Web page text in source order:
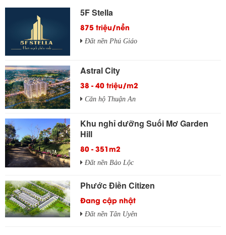
5F Stella
875 triệu/nền
Đất nền Phú Giáo
Astral City
38 - 40 triệu/m2
Căn hộ Thuận An
Khu nghỉ dưỡng Suối Mơ Garden
Hill
80 - 351m2
Đất nền Bảo Lộc
Phước Điền Citizen
Đang cập nhật
Đất nền Tân Uyên